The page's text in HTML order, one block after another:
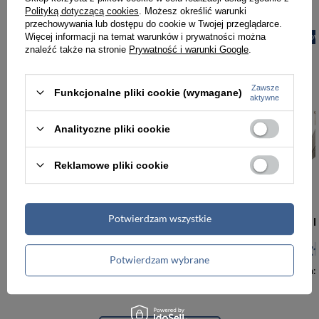
PROMOCJA NOWOŚĆ
95,00 zł
Najniższa cena:
99,99 zł
PROMOCJA
114,00 zł
Najniższa cena:
Polityką dotyczącą cookies . Możesz określić warunki
przechowywania lub dostępu do cookie w Twojej przeglądarce.
Więcej informacji na temat warunków i prywatności można
znaleźć także na stronie Prywatność i warunki Google
Funkcjonalne pliki cookie (wymagane)
Zawsze
aktywne
Analityczne pliki cookie
Reklamowe pliki cookie
Potwierdzam wybrane
Potwierdzam wszystkie